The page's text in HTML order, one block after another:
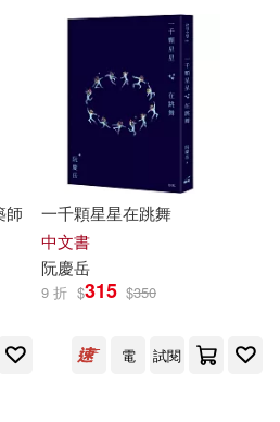
曼．藍波安(1)
(1)
光宗(1)
民(1)
田園城市(7)
藝術家庭(3)
一方出版(2)
師
一千顆星星在跳舞
中文書
阮慶岳
9 折 $315 $350
電 試閱